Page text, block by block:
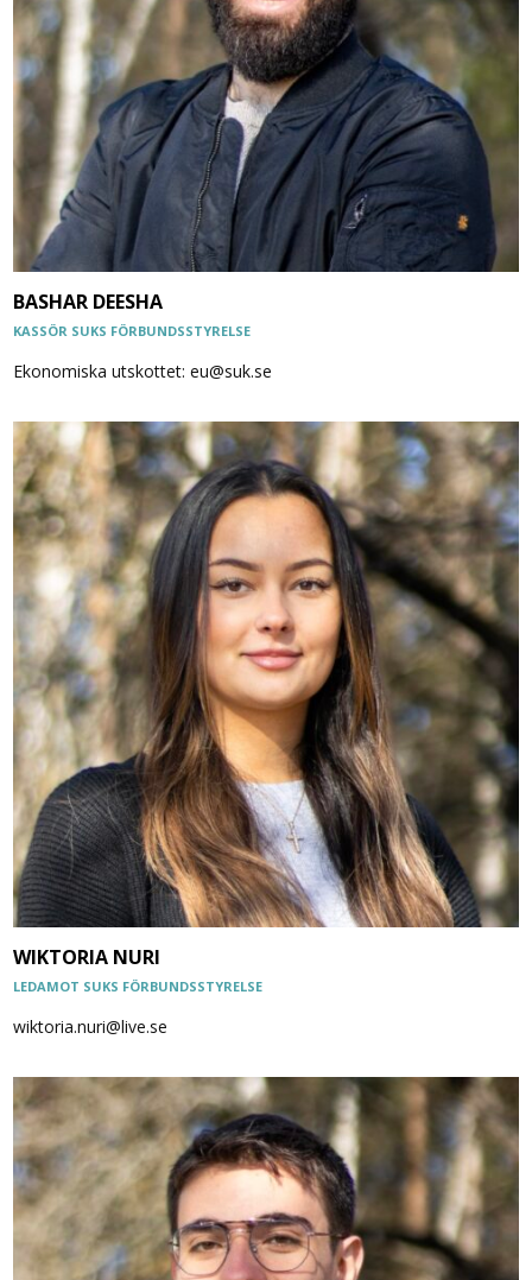
BASHAR DEESHA
KASSÖR SUKS FÖRBUNDSSTYRELSE
Ekonomiska utskottet: eu@suk.se
WIKTORIA NURI
LEDAMOT SUKS FÖRBUNDSSTYRELSE
wiktoria.nuri@live.se